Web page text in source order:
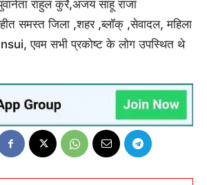
राहुल कुर्रे,अजय साहू राजा
समस्त जिला ,शहर ,ब्लॉक् ,सेवादल, महिला
एवम सभी प्रकोष्ट के लोग उपस्थित थे